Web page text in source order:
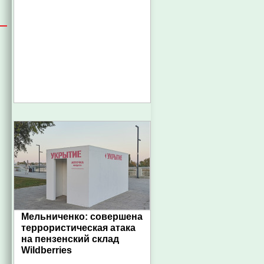
Мельниченко: совершена
террористическая атака
на пензенский склад
Wildberries